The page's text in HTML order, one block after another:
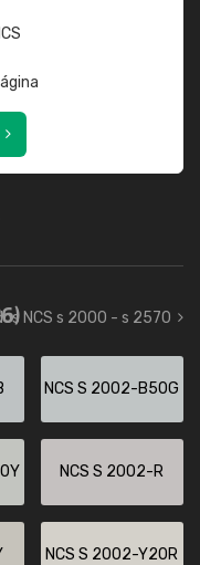
NCS s 2000 - s 2570
NCS S 2002-B50G
NCS S 2002-R
NCS S 2002-Y20R